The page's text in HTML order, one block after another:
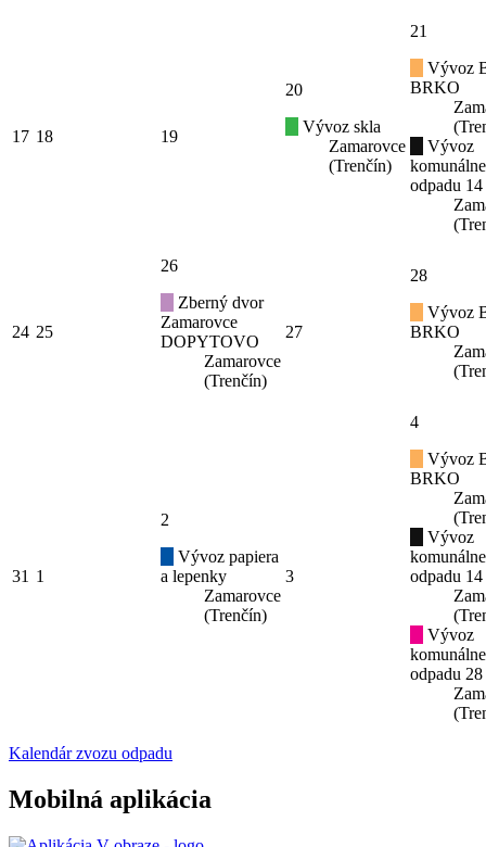
17 18 19
20
Vývoz skla
Zamarovce
(Trenčín)
21
Vývoz
BRKO
Vývoz
odpadu
24 25
26
Zberný dvor
Zamarovce
DOPYTOVO
Zamarovce
(Trenčín)
27
28
Vývoz
BRKO
31 1
2
Vývoz papiera
a lepenky
Zamarovce
(Trenčín)
3
4
Vývoz
BRKO
Vývoz
odpadu
Vývoz
odpadu
Kalendár zvozu odpadu
Mobilná aplikácia